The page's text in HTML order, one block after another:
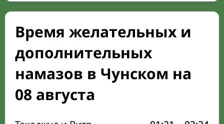
Время желательных и
дополнительных
намазов в Чунском на
08 августа